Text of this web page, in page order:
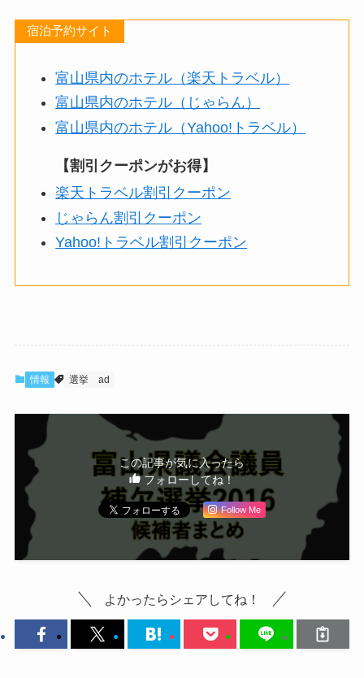
宿泊予約サイト
富山県内のホテル（楽天トラベル）
富山県内のホテル（じゃらん）
富山県内のホテル（Yahoo!トラベル）
【割引クーポンがお得】
楽天トラベル割引クーポン
じゃらん割引クーポン
Yahoo!トラベル割引クーポン
情報 選挙 ad
この記事が気に入ったら
フォローしてね！
Follow Me
よかったらシェアしてね！